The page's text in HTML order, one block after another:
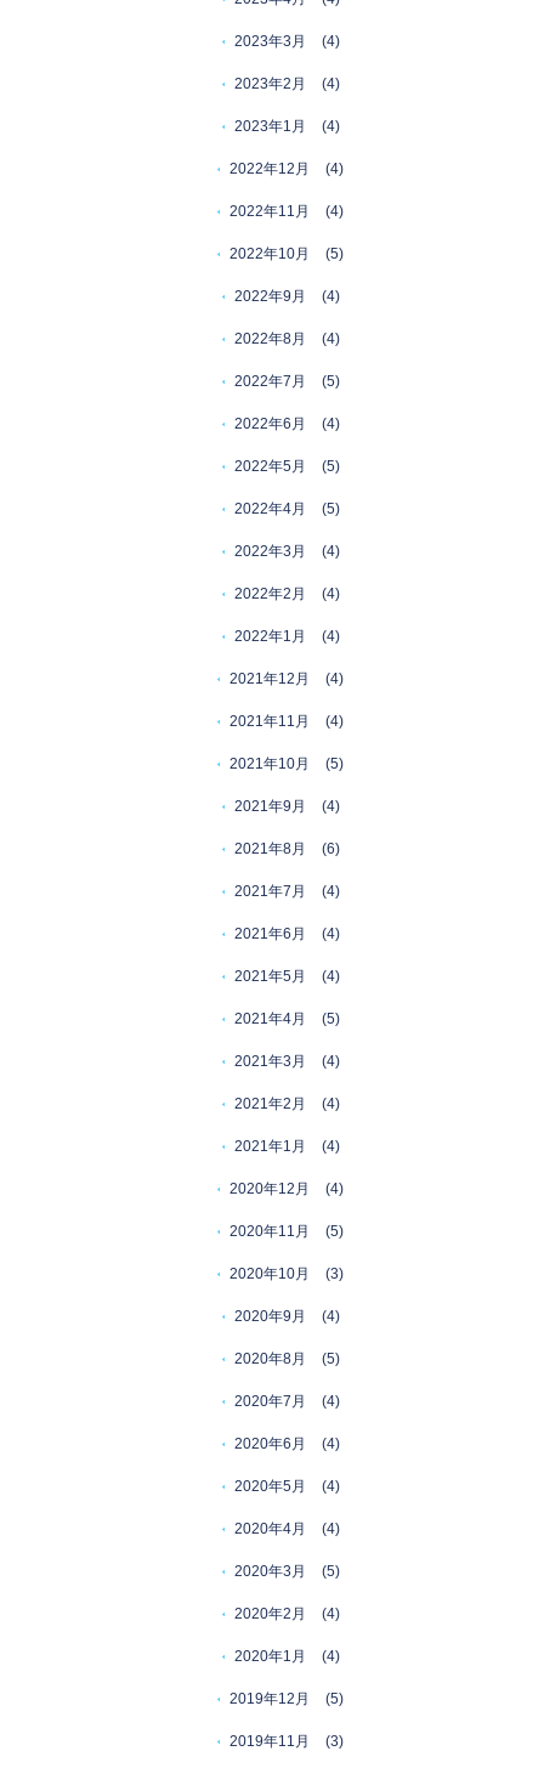
2023年3月 (4)
2023年2月 (4)
2023年1月 (4)
2022年12月 (4)
2022年11月 (4)
2022年10月 (5)
2022年9月 (4)
2022年8月 (4)
2022年7月 (5)
2022年6月 (4)
2022年5月 (5)
2022年4月 (5)
2022年3月 (4)
2022年2月 (4)
2022年1月 (4)
2021年12月 (4)
2021年11月 (4)
2021年10月 (5)
2021年9月 (4)
2021年8月 (6)
2021年7月 (4)
2021年6月 (4)
2021年5月 (4)
2021年4月 (5)
2021年3月 (4)
2021年2月 (4)
2021年1月 (4)
2020年12月 (4)
2020年11月 (5)
2020年10月 (3)
2020年9月 (4)
2020年8月 (5)
2020年7月 (4)
2020年6月 (4)
2020年5月 (4)
2020年4月 (4)
2020年3月 (5)
2020年2月 (4)
2020年1月 (4)
2019年12月 (5)
2019年11月 (3)